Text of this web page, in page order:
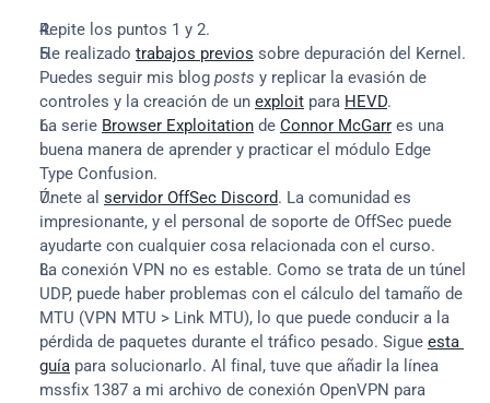
Repite los puntos 1 y 2.
He realizado trabajos previos sobre depuración del Kernel.
Puedes seguir mis blog posts y replicar la evasión de
controles y la creación de un exploit para HEVD.
La serie Browser Exploitation de Connor McGarr es una
buena manera de aprender y practicar el módulo Edge
Type Confusion.
Únete al servidor OffSec Discord. La comunidad es
impresionante, y el personal de soporte de OffSec puede
ayudarte con cualquier cosa relacionada con el curso.
La conexión VPN no es estable. Como se trata de un túnel
UDP, puede haber problemas con el cálculo del tamaño de
MTU (VPN MTU > Link MTU), lo que puede conducir a la
pérdida de paquetes durante el tráfico pesado. Sigue esta
guía para solucionarlo. Al final, tuve que añadir la línea
mssfix 1387 a mi archivo de conexión OpenVPN para